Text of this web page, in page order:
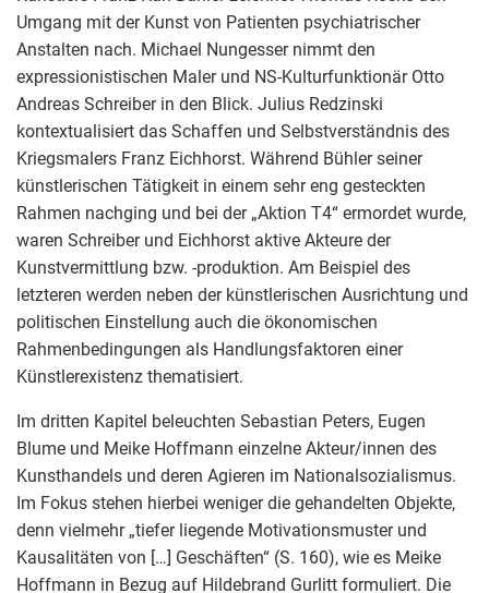
Umgang mit der Kunst von Patienten psychiatrischer
Anstalten nach. Michael Nungesser nimmt den
expressionistischen Maler und NS-Kulturfunktionär Otto
Andreas Schreiber in den Blick. Julius Redzinski
kontextualisiert das Schaffen und Selbstverständnis des
Kriegsmalers Franz Eichhorst. Während Bühler seiner
künstlerischen Tätigkeit in einem sehr eng gesteckten
Rahmen nachging und bei der „Aktion T4“ ermordet wurde,
waren Schreiber und Eichhorst aktive Akteure der
Kunstvermittlung bzw. -produktion. Am Beispiel des
letzteren werden neben der künstlerischen Ausrichtung und
politischen Einstellung auch die ökonomischen
Rahmenbedingungen als Handlungsfaktoren einer
Künstlerexistenz thematisiert.
Im dritten Kapitel beleuchten Sebastian Peters, Eugen
Blume und Meike Hoffmann einzelne Akteur/innen des
Kunsthandels und deren Agieren im Nationalsozialismus.
Im Fokus stehen hierbei weniger die gehandelten Objekte,
denn vielmehr „tiefer liegende Motivationsmuster und
Kausalitäten von […] Geschäften“ (S. 160), wie es Meike
Hoffmann in Bezug auf Hildebrand Gurlitt formuliert. Die